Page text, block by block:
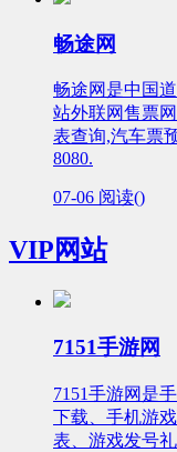
畅途网
畅途网是中国
站外联网售票
表查询,汽车票
8080.
07-06 阅读()
VIP网站
7151手游网
7151手游网是
下载、手机游
表、游戏发号